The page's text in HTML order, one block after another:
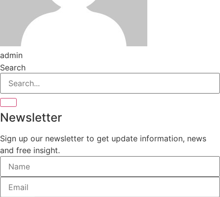
admin
Search
Newsletter
Sign up our newsletter to get update information, news
and free insight.